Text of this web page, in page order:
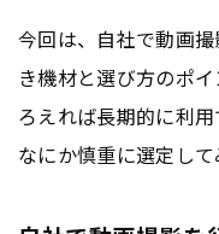
今回は、自社で動画
き機材と選び方のポ
ろえれば長期的に利
なにか慎重に選定して